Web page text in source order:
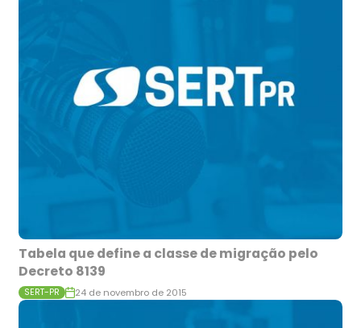
Tabela que define a classe de migração pelo
Decreto 8139
SERT-PR 24 de novembro de 2015